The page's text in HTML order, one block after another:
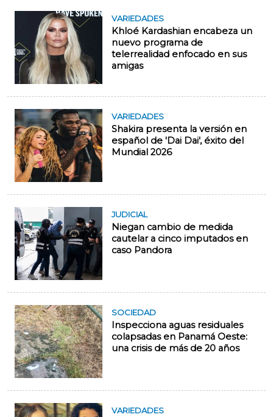
VARIEDADES
Khloé Kardashian encabeza un
nuevo programa de
telerrealidad enfocado en sus
amigas
VARIEDADES
Shakira presenta la versión en
español de 'Dai Dai', éxito del
Mundial 2026
JUDICIAL
Niegan cambio de medida
cautelar a cinco imputados en
caso Pandora
SOCIEDAD
Inspecciona aguas residuales
colapsadas en Panamá Oeste:
una crisis de más de 20 años
VARIEDADES